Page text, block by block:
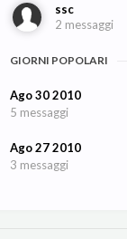
ssc
2 messaggi
GIORNI POPOLARI
Ago 30 2010
5 messaggi
Ago 27 2010
3 messaggi